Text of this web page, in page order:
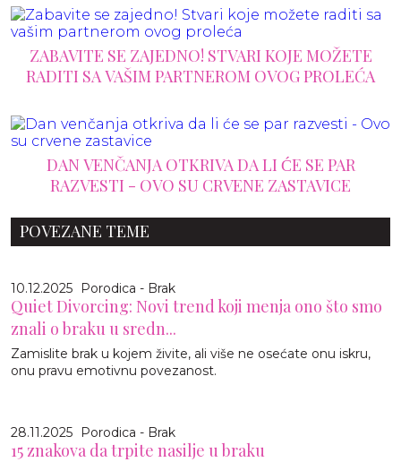
ZABAVITE SE ZAJEDNO! STVARI KOJE MOŽETE
RADITI SA VAŠIM PARTNEROM OVOG PROLEĆA
DAN VENČANJA OTKRIVA DA LI ĆE SE PAR
RAZVESTI - OVO SU CRVENE ZASTAVICE
POVEZANE TEME
10.12.2025 Porodica - Brak
Quiet Divorcing: Novi trend koji menja ono što smo
znali o braku u sredn...
Zamislite brak u kojem živite, ali više ne osećate onu iskru,
onu pravu emotivnu povezanost.
28.11.2025 Porodica - Brak
15 znakova da trpite nasilje u braku